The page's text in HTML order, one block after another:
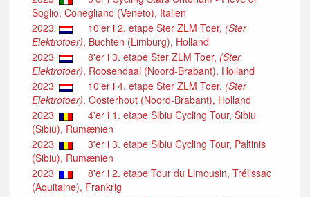
Soglio, Conegliano (Veneto), Italien
2023
10'er i 2. etape Ster ZLM Toer, (Ster
Elektrotoer), Buchten (Limburg), Holland
2023
8'er i 3. etape Ster ZLM Toer, (Ster
Elektrotoer), Roosendaal (Noord-Brabant), Holland
2023
10'er i 4. etape Ster ZLM Toer, (Ster
Elektrotoer), Oosterhout (Noord-Brabant), Holland
2023
4'er i 1. etape Sibiu Cycling Tour, Sibiu
(Sibiu), Rumænien
2023
3'er i 3. etape Sibiu Cycling Tour, Paltinis
(Sibiu), Rumænien
2023
8'er i 2. etape Tour du Limousin, Trélissac
(Aquitaine), Frankrig